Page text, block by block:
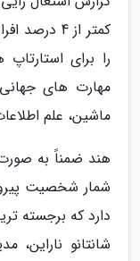
کمتر از 4
مهارت های
ماشین، علم
هند ضمناً به
شمار شخصیت
دارد که برجسته
شانتانو ناراین،